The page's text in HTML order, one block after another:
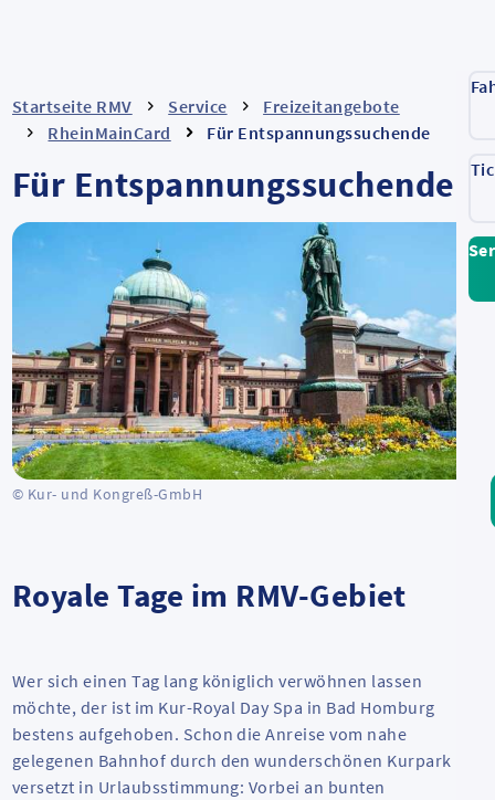
Startseite RMV Service
Freizeitangebote
RheinMainCard
Für Entspannungssuchende
Für Entspannungssuchende
© Kur- und Kongreß-GmbH
Royale Tage im RMV-Gebiet
Wer sich einen Tag lang königlich verwöhnen lassen
möchte, der ist im Kur-Royal Day Spa in Bad Homburg
bestens aufgehoben. Schon die Anreise vom nahe
gelegenen Bahnhof durch den wunderschönen Kurpark
versetzt in Urlaubsstimmung: Vorbei an bunten